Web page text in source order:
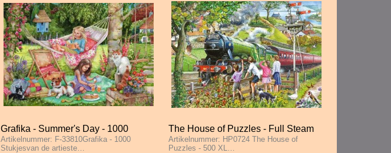
Grafika - Summer's Day - 1000
Stukjes
Artikelnummer: F-33810Grafika - 1000
Stukjesvan de artieste…
The House of Puzzles - Full Steam
Ahead - 500 XL Stukjes
Artikelnummer: HP0724 The House of
Puzzles - 500 XL…